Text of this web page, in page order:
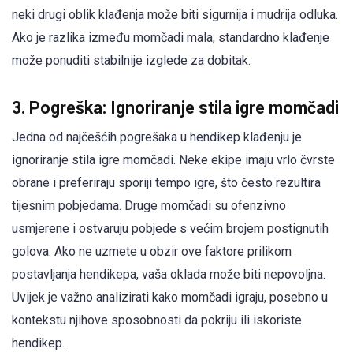
neki drugi oblik klađenja može biti sigurnija i mudrija odluka.
Ako je razlika između momčadi mala, standardno klađenje
može ponuditi stabilnije izglede za dobitak.
3. Pogreška: Ignoriranje stila igre momčadi
Jedna od najčešćih pogrešaka u hendikep klađenju je
ignoriranje stila igre momčadi. Neke ekipe imaju vrlo čvrste
obrane i preferiraju sporiji tempo igre, što često rezultira
tijesnim pobjedama. Druge momčadi su ofenzivno
usmjerene i ostvaruju pobjede s većim brojem postignutih
golova. Ako ne uzmete u obzir ove faktore prilikom
postavljanja hendikepa, vaša oklada može biti nepovoljna.
Uvijek je važno analizirati kako momčadi igraju, posebno u
kontekstu njihove sposobnosti da pokriju ili iskoriste
hendikep.